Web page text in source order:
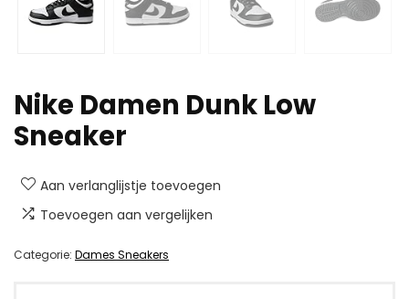
Nike Damen Dunk Low
Sneaker
Aan verlanglijstje toevoegen
Toevoegen aan vergelijken
Categorie: Dames Sneakers